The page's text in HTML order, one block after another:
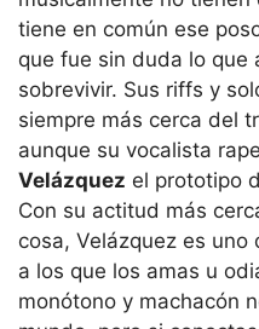
tiene en común ese
que fue sin duda lo que
sobrevivir. Sus riffs y
siempre más cerca del
aunque su vocalista
Velázquez el prototipo
Con su actitud más
cosa, Velázquez es
a los que los amas u
monótono y machacón